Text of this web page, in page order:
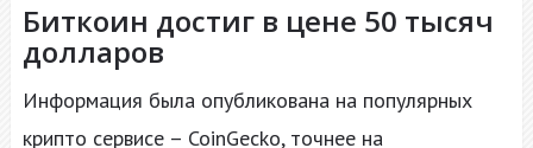
Биткоин достиг в цене 50 тысяч
долларов
Информация была опубликована на популярных
крипто сервисе – CoinGecko, точнее на